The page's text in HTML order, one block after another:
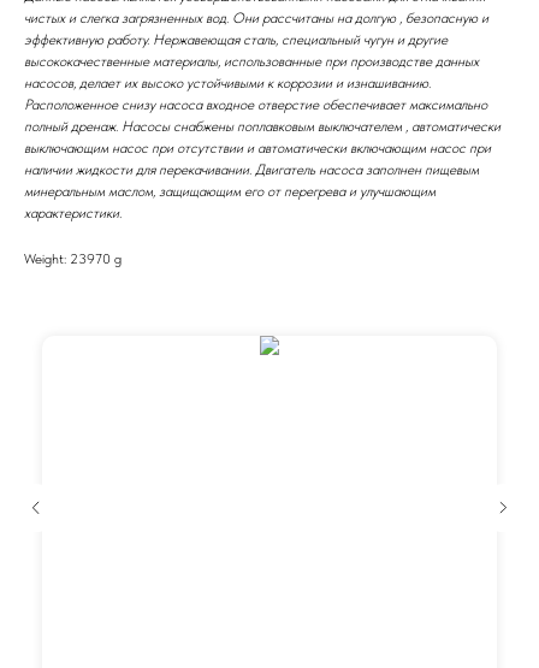
чистых и слегка загрязненных вод. Они рассчитаны на долгую , безопасную и
эффективную работу. Нержавеющая сталь, специальный чугун и другие
высококачественные материалы, использованные при производстве данных
насосов, делает их высоко устойчивыми к коррозии и изнашиванию.
Расположенное снизу насоса входное отверстие обеспечивает максимально
полный дренаж. Насосы снабжены поплавковым выключателем , автоматически
выключающим насос при отсутствии и автоматически включающим насос при
наличии жидкости для перекачивании. Двигатель насоса заполнен пищевым
минеральным маслом, защищающим его от перегрева и улучшающим
характеристики.
Weight: 23970 g